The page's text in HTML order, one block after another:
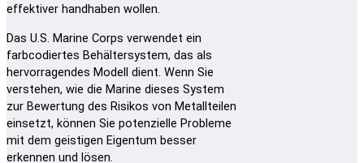
effektiver handhaben wollen.
Das U.S. Marine Corps verwendet ein
farbcodiertes Behältersystem, das als
hervorragendes Modell dient. Wenn Sie
verstehen, wie die Marine dieses System
zur Bewertung des Risikos von Metallteilen
einsetzt, können Sie potenzielle Probleme
mit dem geistigen Eigentum besser
erkennen und lösen.